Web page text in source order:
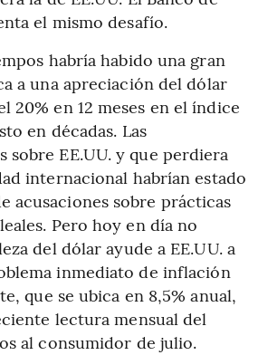
el mismo desafío.
habría habido una gran
a una apreciación del dólar
20% en 12 meses en el índice
en décadas. Las
sobre EE.UU. y que perdiera
internacional habrían estado
acusaciones sobre prácticas
Pero hoy en día no
del dólar ayude a EE.UU. a
inmediato de inflación
que se ubica en 8,5% anual,
lectura mensual del
al consumidor de julio.